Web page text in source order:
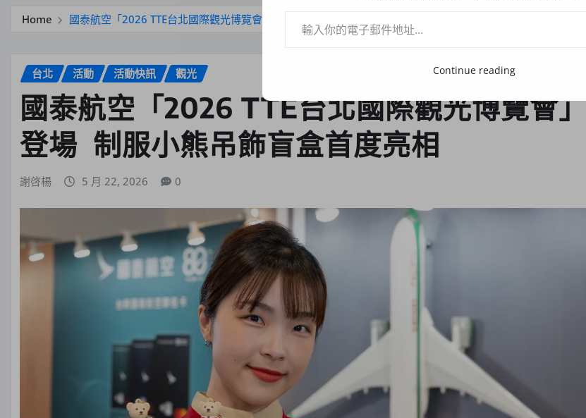
Home 國泰航空「2026 TTE台北國際觀光博覽會」登場 制服小熊吊飾盲盒首度亮相
台北 活動 活動快訊 觀光
國泰航空「2026 TTE台北國際觀光博覽會
登場 制服小熊吊飾盲盒首度亮相
謝啓楊 5 月 22, 2026 0
Continue reading